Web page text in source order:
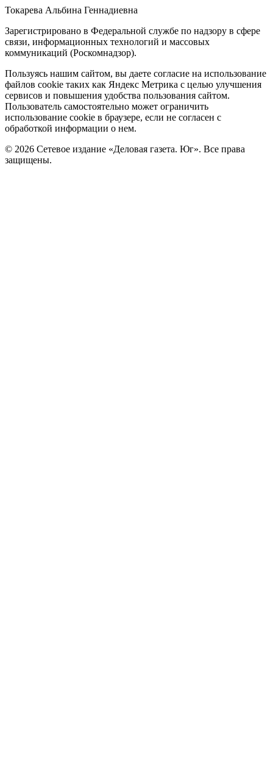
Токарева Альбина Геннадиевна
Зарегистрировано в Федеральной службе по надзору в сфере
связи, информационных технологий и массовых
коммуникаций (Роскомнадзор).
Политика
cookie
Пользуясь нашим сайтом, вы даете согласие на использование
файлов cookie таких как Яндекс Метрика с целью улучшения
сервисов и повышения удобства пользования сайтом.
Пользователь самостоятельно может ограничить
использование cookie в браузере, если не согласен с
обработкой информации о нем.
© 2026 Сетевое издание «Деловая газета. Юг». Все права
защищены.